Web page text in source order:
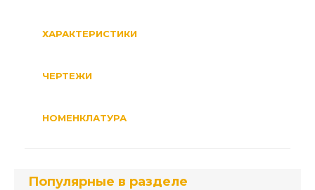
ХАРАКТЕРИСТИКИ
ЧЕРТЕЖИ
НОМЕНКЛАТУРА
Популярные в разделе